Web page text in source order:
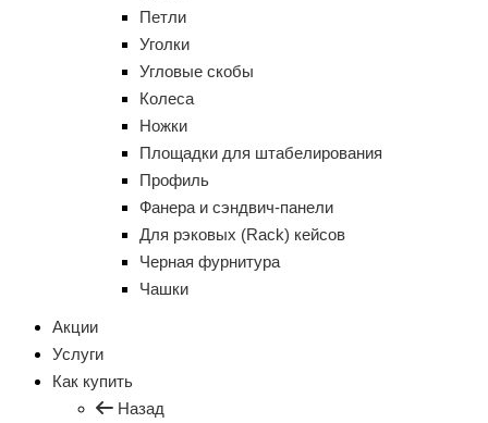
Петли
Уголки
Угловые скобы
Колеса
Ножки
Площадки для штабелирования
Профиль
Фанера и сэндвич-панели
Для рэковых (Rack) кейсов
Черная фурнитура
Чашки
Акции
Услуги
Как купить
Назад